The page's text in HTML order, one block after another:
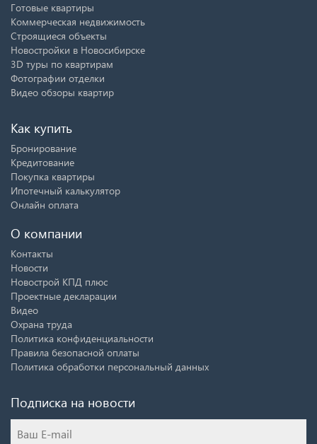
Готовые квартиры
Коммерческая недвижимость
Строящиеся объекты
Новостройки в Новосибирске
3D туры по квартирам
Фотографии отделки
Видео обзоры квартир
Как купить
Бронирование
Кредитование
Покупка квартиры
Ипотечный калькулятор
Онлайн оплата
О компании
Контакты
Новости
Новострой КПД плюс
Проектные декларации
Видео
Охрана труда
Политика конфиденциальности
Правила безопасной оплаты
Политика обработки персональный данных
Подписка на новости